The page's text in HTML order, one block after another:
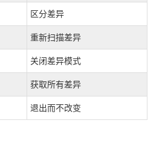
区分差异
重新扫描差异
关闭差异模式
获取所有差异
退出而不改变